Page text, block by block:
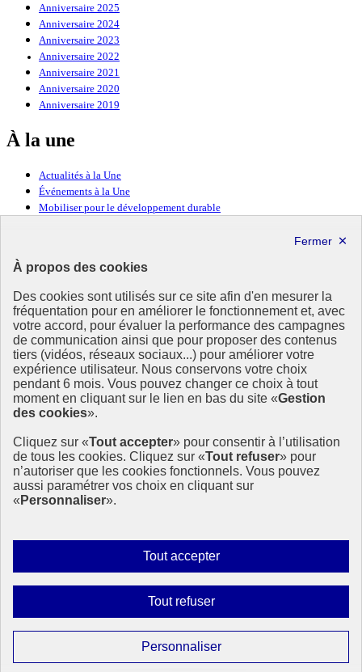
À propos des cookies
Des cookies sont utilisés sur ce site afin d'en mesurer la
fréquentation pour en améliorer le fonctionnement et, avec
votre accord, pour évaluer la performance des campagnes
de communication ainsi que pour proposer des contenus
tiers (vidéos, réseaux sociaux...) pour améliorer votre
expérience utilisateur. Nous conservons votre choix
pendant 6 mois. Vous pouvez changer ce choix à tout
moment en cliquant sur le lien en bas du site «Gestion
des cookies».
Cliquez sur «Tout accepter» pour consentir à l’utilisation
de tous les cookies. Cliquez sur «Tout refuser» pour
n’autoriser que les cookies fonctionnels. Vous pouvez
aussi paramétrer vos choix en cliquant sur
« Personnaliser».
Tout accepterAutoriser
tous
Tout refuserInterdire
tous
PersonnaliserParamétrer
les
Anniversaire 2025
Anniversaire 2024
Anniversaire 2023
Anniversaire 2022
Anniversaire 2021
Anniversaire 2020
Anniversaire 2019
À la une
Actualités à la Une
Événements à la Une
Mobiliser pour le développement durable
Ressources
Ressources
La Méth’ODD
Gouvernement
Ce site propose l’information de référence concernant l’Agenda
2030 et la feuille de route de la France. Il valorise la mobilisation de
tous les acteurs.
info.gouv.fr- ouvre une nouvelle fenêtre
service-public.fr - ouvre une nouvelle fenêtre
legifrance.gouv.fr- ouvre une nouvelle fenêtre
data.gouv.fr- ouvre une nouvelle fenêtre
Plan du site
Mentions légales
Contact
Sauf mention contraire, tous les contenus de ce site sont sous